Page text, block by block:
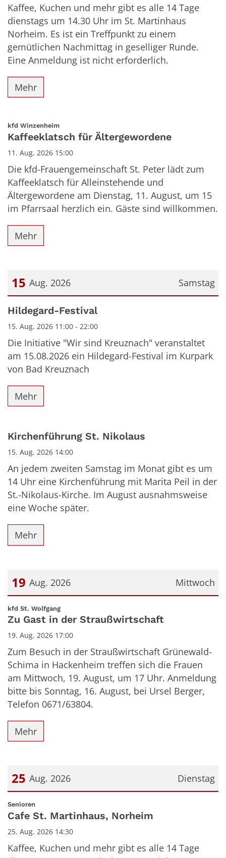
Kaffee, Kuchen und mehr gibt es alle 14 Tage
dienstags um 14.30 Uhr im St. Martinhaus
Norheim. Es ist ein Treffpunkt zu einem
gemütlichen Nachmittag in geselliger Runde.
Eine Anmeldung ist nicht erforderlich.
Mehr
kfd Winzenheim:
Kaffeeklatsch für Ältergewordene
11. Aug. 2026 15:00
Die kfd-Frauengemeinschaft St. Peter lädt zum
Kaffeeklatsch für Alleinstehende und
Ältergewordene am Dienstag, 11. August, um 15
im Pfarrsaal herzlich ein. Gäste sind willkommen.
Mehr
Samstag
15 Aug. 2026
Datum: 15. August 2026
Hildegard-Festival
15. Aug. 2026 11:00 - 22:00
Die Initiative "Wir sind Kreuznach" veranstaltet
am 15.08.2026 ein Hildegard-Festival im Kurpark
von Bad Kreuznach
Mehr
Kirchenführung St. Nikolaus
15. Aug. 2026 14:00
An jedem zweiten Samstag im Monat gibt es um
14 Uhr eine Kirchenführung mit Marita Peil in der
St.-Nikolaus-Kirche. Im August ausnahmsweise
eine Woche später.
Mehr
Mittwoch
19 Aug. 2026
Datum: 19. August 2026
kfd St. Wolfgang:
Zu Gast in der Straußwirtschaft
19. Aug. 2026 17:00
Zum Besuch in der Straußwirtschaft Grünewald-
Schima in Hackenheim treffen sich die Frauen
am Mittwoch, 19. August, um 17 Uhr. Anmeldung
bitte bis Sonntag, 16. August, bei Ursel Berger,
Telefon 0671/63804.
Mehr
Dienstag
25 Aug. 2026
Datum: 25. August 2026
Senioren
Cafe St. Martinhaus, Norheim
25. Aug. 2026 14:30
Kaffee, Kuchen und mehr gibt es alle 14 Tage